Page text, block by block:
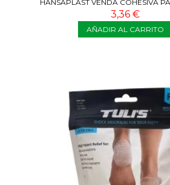
HANSAPLAST VENDA COHESIVA
AZUL 5MX2
3,36 €
AÑADIR AL CARRITO